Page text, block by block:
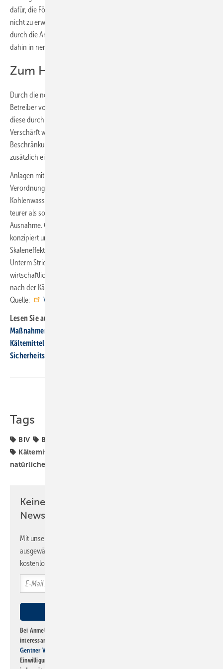
dafür, die Fördermaßnahme auch danach beizubehalten, denn es ist
nicht zu erwarten, dass die wirtschaftliche Belastung für Betreiber
durch die Anschaffung von Anlagen mit alternativen Kältemitteln bis
dahin in nennenswertem Umfang zurückgehen wird.
Zum Hintergrund
Durch die novellierte F-Gase-Verordnung wächst der Druck auf
Betreiber von Kälte- und Klimaanlagen mit fluorierten Kältemitteln,
diese durch Anlagen mit nicht-halogenierten Kältemitteln zu ersetzen.
Verschärft wird diese Situation durch das PFAS-
Beschränkungsvorhaben, durch das die Verwendung von F-Gasen
zusätzlich eingeschränkt werden könnte.
Anlagen mit alternativen Kältemitteln, die weder von der F-Gase-
Verordnung noch vom PFAS-Verbot betroffen sind (Ammoniak,
Kohlenwasserstoffe, Kohlendioxid), sind in vielen Fällen deutlich
teurer als solche mit F-Gasen – ein doppelt so hoher Preis ist keine
Ausnahme. Gerade bei größeren Kälteanlagen, die individuell
konzipiert und errichtet werden, sind auch keine nennenswerten
Skaleneffekte zu erwarten, die die Investitionskosten senken würden.
Unterm Strich bedeutet das: hohe Kosten für Betreiber in schwierigen
wirtschaftlichen Zeiten, die durch eine Fortsetzung der Förderung
nach der Kälte-Klima-Richtlinie reduziert werden könnten. ■
Quelle:
VDKF
Lesen Sie auch:
Maßnahmen gegen illegalen Kältemittelhandel gefordert
Kältemittel in Wärmepumpen: Gefährdungspotenziale und
Sicherheitsmaßnahmen
Tags
BIV BTGA
Kältemittel
natürliche Kältemittel
Keine Zeit? Kein Problem mit dem SBZ
Newsletter!
Mit unserem Newsletter erhalten Sie regelmäßig von uns
ausgewählte Informationen und Neuigkeiten, gebündelt und
kostenlos direkt ins Postfach.
Bei Anmeldung zu diesem Newsletter bin ich damit einverstanden, über
interessante Verlags- und Online-Angebote
Gentner Verlag GmbH & Co. KG
Einwilligung kann ich jederzeit widerrufen und eine Abmeldung ist